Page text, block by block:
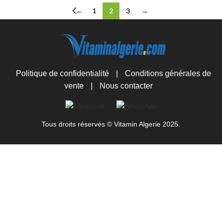
← 1 2 3 →
Politique de confidentialité
Conditions générales de
vente
Nous contacter
Tous droits réservés © Vitamin Algerie 2025.